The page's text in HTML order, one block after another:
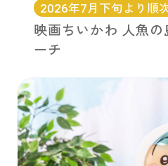
2026年7月下旬より順
映画ちいかわ 人魚
ーチ